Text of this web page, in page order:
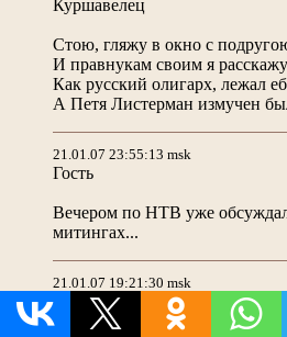
Куршавелец
Стою, гляжу в окно с
И правнукам своим я
Как русский олигарх, лежал
А Петя Листерман измучен
21.01.07 23:55:13 msk
Гость
Вечером по НТВ уже
митингах...
21.01.07 19:21:30 msk
Новый русский